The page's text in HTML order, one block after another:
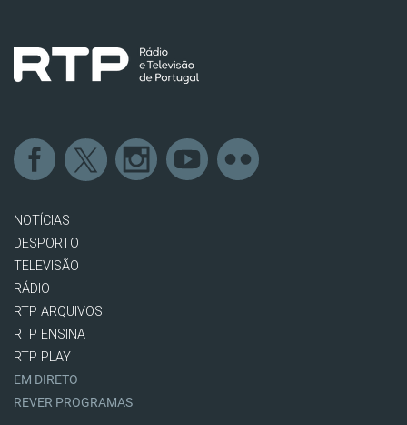
NOTÍCIAS
DESPORTO
TELEVISÃO
RÁDIO
RTP ARQUIVOS
RTP ENSINA
RTP PLAY
EM DIRETO
REVER PROGRAMAS